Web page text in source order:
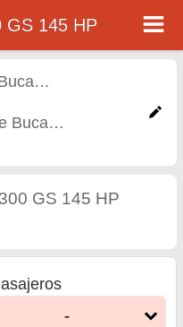
GS 145
motos en
GS 145 HP
Aeropuerto de Bucarest Otopeni
Aeropuerto de Bucarest Otopeni
GS 145 HP
-